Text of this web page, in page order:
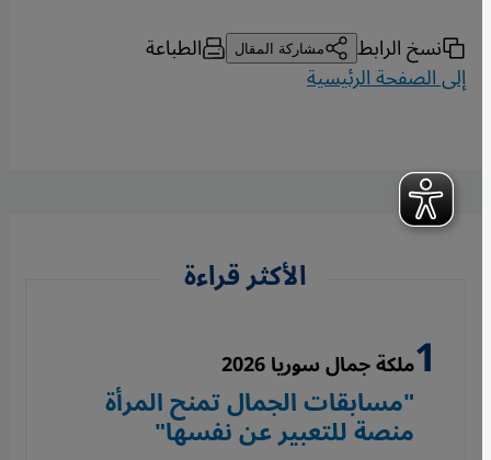
نسخ الرابط مشاركة المقال الطباعة
إلى الصفحة الرئيسية
الأكثر قراءة
ملكة جمال سوريا 2026
"مسابقات الجمال تمنح المرأة
منصة للتعبير عن نفسها"